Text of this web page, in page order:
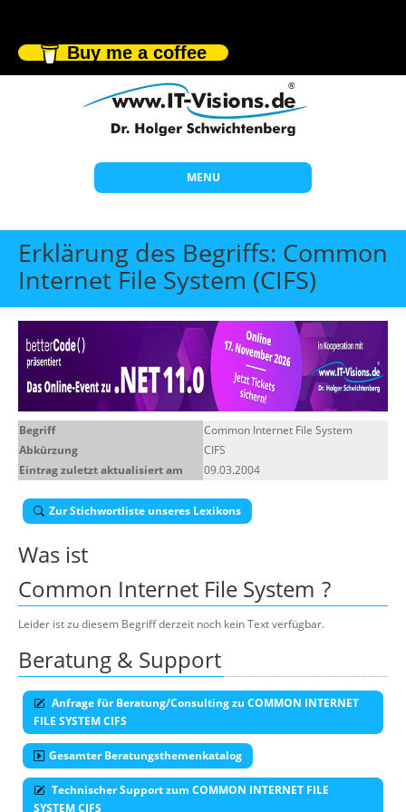
Buy me a coffee
MENU
Start
Themen
Individuelle Schulungen
Offene Seminare
Wissen
Erklärung des Begriffs: Common
Internet File System (CIFS)
Begriff
Common Internet File System
Abkürzung
CIFS
Eintrag zuletzt aktualisiert am
09.03.2004
Zur Stichwortliste unseres Lexikons
Was ist
Common Internet File System ?
Leider ist zu diesem Begriff derzeit noch kein Text verfügbar.
Beratung & Support
Anfrage für Beratung/Consulting zu COMMON INTERNET
FILE SYSTEM CIFS
Gesamter Beratungsthemenkatalog
Technischer Support zum COMMON INTERNET FILE
SYSTEM CIFS